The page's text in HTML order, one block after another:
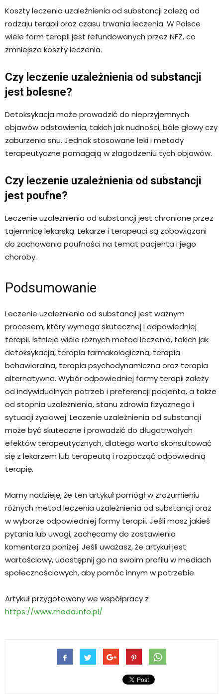
Koszty leczenia uzależnienia od substancji zależą od
rodzaju terapii oraz czasu trwania leczenia. W Polsce
wiele form terapii jest refundowanych przez NFZ, co
zmniejsza koszty leczenia.
Czy leczenie uzależnienia od substancji
jest bolesne?
Detoksykacja może prowadzić do nieprzyjemnych
objawów odstawienia, takich jak nudności, bóle głowy czy
zaburzenia snu. Jednak stosowane leki i metody
terapeutyczne pomagają w złagodzeniu tych objawów.
Czy leczenie uzależnienia od substancji
jest poufne?
Leczenie uzależnienia od substancji jest chronione przez
tajemnicę lekarską. Lekarze i terapeuci są zobowiązani
do zachowania poufności na temat pacjenta i jego
choroby.
Podsumowanie
Leczenie uzależnienia od substancji jest ważnym
procesem, który wymaga skutecznej i odpowiedniej
terapii. Istnieje wiele różnych metod leczenia, takich jak
detoksykacja, terapia farmakologiczna, terapia
behawioralna, terapia psychodynamiczna oraz terapia
alternatywna. Wybór odpowiedniej formy terapii zależy
od indywidualnych potrzeb i preferencji pacjenta, a także
od stopnia uzależnienia, stanu zdrowia fizycznego i
sytuacji życiowej. Leczenie uzależnienia od substancji
może być skuteczne i prowadzić do długotrwałych
efektów terapeutycznych, dlatego warto skonsultować
się z lekarzem lub terapeutą i rozpocząć odpowiednią
terapię.
Mamy nadzieję, że ten artykuł pomógł w zrozumieniu
różnych metod leczenia uzależnienia od substancji oraz
w wyborze odpowiedniej formy terapii. Jeśli masz jakieś
pytania lub uwagi, zachęcamy do zostawienia
komentarza poniżej. Jeśli uważasz, że artykuł jest
wartościowy, udostępnij go na swoim profilu w mediach
społecznościowych, aby pomóc innym w potrzebie.
Artykuł przygotowany we współpracy z
https://www.moda.info.pl/